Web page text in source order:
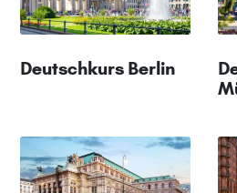
Deutschkurs Berlin